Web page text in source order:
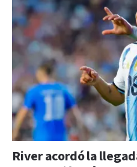
River acordó la